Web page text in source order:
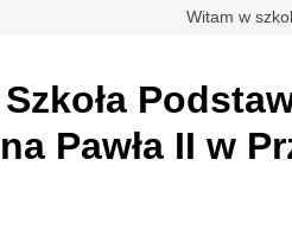
Witam w
Szkoła
Pawła II w